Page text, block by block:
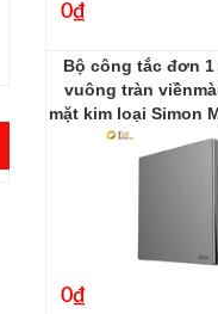
0₫
Bộ công tắc đơn
vuông tràn
mặt kim loại Simon
661011M-
0₫